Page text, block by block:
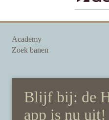
Academy
Zoek banen
Onze auteurs